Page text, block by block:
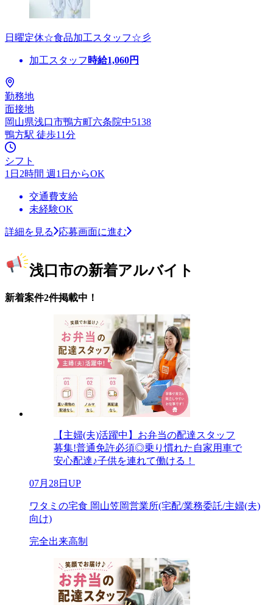
日曜定休☆食品加工スタッフ☆彡
加工スタッフ 時給1,060円
勤務地
面接地
岡山県浅口市鴨方町六条院中5138
鴨方駅 徒歩11分
シフト
1日2時間 週1日からOK
交通費支給
未経験OK
詳細を見る 応募画面に進む
浅口市の新着アルバイト
新着案件2件掲載中！
【主婦(夫)活躍中】お弁当の配達スタッフ
募集!普通免許必須◎乗り慣れた自家用車で
安心配達♪子供を連れて働ける！
07月28日UP
ワタミの宅食 岡山笠岡営業所(宅配/業務委託/主婦(夫)
向け)
完全出来高制